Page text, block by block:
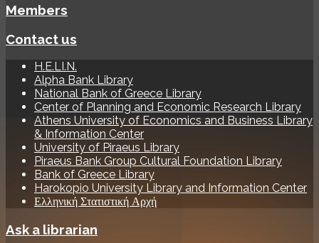
Members
Contact us
H.E.LI.N.
Alpha Bank Library
National Bank of Greece Library
Center of Planning and Economic Research Library
Athens University of Economics and Business Library
& Information Center
University of Piraeus Library
Piraeus Bank Group Cultural Foundation Library
Bank of Greece Library
Harokopio University Library and Information Center
Ελληνική Στατιστική Αρχή
Ask a librarian